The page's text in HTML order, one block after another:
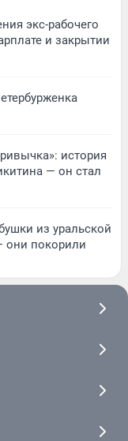
экс-рабочего
и закрытии
история
— он стал
из уральской
они покорили